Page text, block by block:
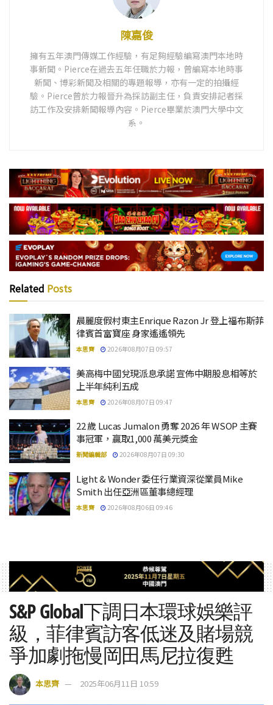
陳嘉俊
擁有五年澳門傳媒工作經驗，有足夠經驗編寫澳門本地時
事新聞。Pierce在過去五年任職於力報，曾編寫本地時事
新聞、博彩新聞及相關的專題報導，亦有一定的拍攝經
驗。Pierce曾於力報晉升為採訪副主任，負責安排記者採
訪工作及安排新聞報導內容。Pierce畢業於澳門大學中文
系。
Related Posts
晨麗度假村東主Enrique Razon Jr 登上福布斯菲
律賓首富寶座 身家遙遙領先
本思齊 2026年08月07日 09:57
美高梅中國兌現派息承諾 宣佈中期股息相等於
上半年純利五成
本思齊 2026年08月07日 09:47
22 歲 Lucas Jumalon 勇奪 2026 年 WSOP 主賽
事冠軍，贏取1,000 萬美元獎金
新聞編輯部 2026年08月07日 09:30
Light & Wonder 委任行業資深從業員Mike
Smith 出任亞洲區董事總經理
本思齊 2026年08月06日 09:46
S&P Global下調日本環球娛樂評
級，菲律賓訪客低迷及賭場競
爭加劇拖慢岡田馬尼拉復甦
本思齊 2025年06月11日 10:59